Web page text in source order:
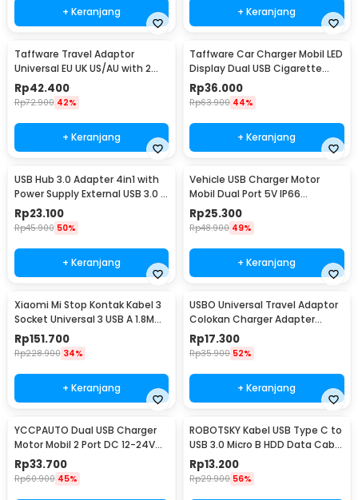
+ Keranjang + Keranjang
Taffware Travel Adaptor
Universal EU UK US/AU with 2
Port USB A 2.1A - JY-148
Rp42.400
Rp72.900 42%
+ Keranjang
Taffware Car Charger Mobil LED
Display Dual USB Cigarette
Plug 3.1A - EC2
Rp36.000
Rp63.900 44%
+ Keranjang
USB Hub 3.0 Adapter 4in1 with
Power Supply External USB 3.0 4
Port - UH-103U3
Rp23.100
Rp45.900 50%
+ Keranjang
Vehicle USB Charger Motor
Mobil Dual Port 5V IP66
Splashproof - 42557
Rp25.300
Rp48.900 49%
+ Keranjang
Xiaomi Mi Stop Kontak Kabel 3
Socket Universal 3 USB A 1.8M
250V 2500W - XMCXB01QMN
(ORIGINAL)
Rp151.700
Rp228.900 34%
+ Keranjang
USBO Universal Travel Adaptor
Colokan Charger Adapter
1000W - 931L
Rp17.300
Rp35.900 52%
+ Keranjang
YCCPAUTO Dual USB Charger
Motor Mobil 2 Port DC 12-24V
3.1A 1 PCS - CJ-L040
Rp33.700
Rp60.900 45%
ROBOTSKY Kabel USB Type C to
USB 3.0 Micro B HDD Data Cable
1M - SGC10
Rp13.200
Rp29.900 56%